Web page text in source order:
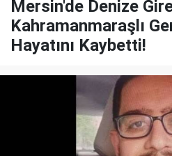
Mersin'de Denize
Kahramanmaraşlı
Hayatını Kaybetti!